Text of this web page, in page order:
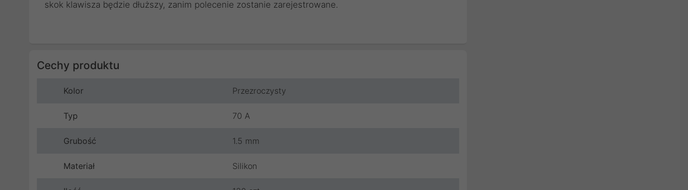
skok klawisza będzie dłuższy, zanim polecenie zostanie zarejestrowane.
Cechy produktu
Kolor Przezroczysty
Typ 70 A
Grubość 1.5 mm
Materiał Silikon